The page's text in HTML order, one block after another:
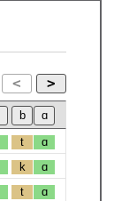
t ɑ
k ɑ
t ɑ